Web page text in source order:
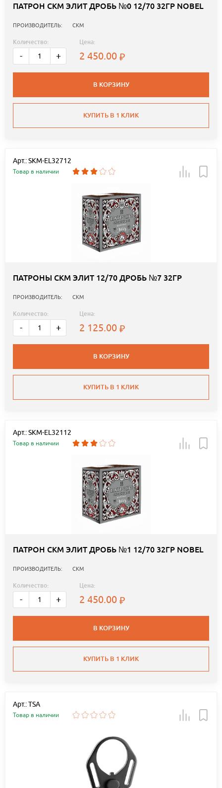
ПАТРОН СКМ ЭЛИТ ДРОБЬ №0 12/70 32ГР NOBEL
ПРОИЗВОДИТЕЛЬ: СКМ
Количество:
- +
Цена:
2 450.00
В КОРЗИНУ
КУПИТЬ В 1 КЛИК
Арт.: SKM-EL32712
Товар в наличии
ПАТРОНЫ СКМ ЭЛИТ 12/70 ДРОБЬ №7 32ГР
ПРОИЗВОДИТЕЛЬ: СКМ
Количество:
- +
Цена:
2 125.00
В КОРЗИНУ
КУПИТЬ В 1 КЛИК
Арт.: SKM-EL32112
Товар в наличии
ПАТРОН СКМ ЭЛИТ ДРОБЬ №1 12/70 32ГР NOBEL
ПРОИЗВОДИТЕЛЬ: СКМ
Количество:
- +
Цена:
2 450.00
В КОРЗИНУ
КУПИТЬ В 1 КЛИК
Арт.: TSA
Товар в наличии